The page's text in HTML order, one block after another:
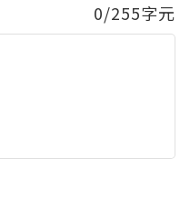
0/255字元